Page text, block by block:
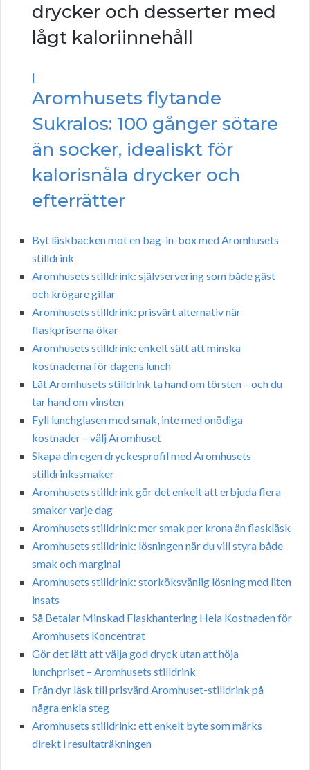
drycker och desserter med
lågt kaloriinnehåll
|
Aromhusets flytande
Sukralos: 100 gånger sötare
än socker, idealiskt för
kalorisnåla drycker och
efterrätter
Byt läskbacken mot en bag-in-box med Aromhusets
stilldrink
Aromhusets stilldrink: självservering som både gäst
och krögare gillar
Aromhusets stilldrink: prisvärt alternativ när
flaskpriserna ökar
Aromhusets stilldrink: enkelt sätt att minska
kostnaderna för dagens lunch
Låt Aromhusets stilldrink ta hand om törsten – och du
tar hand om vinsten
Fyll lunchglasen med smak, inte med onödiga
kostnader – välj Aromhuset
Skapa din egen dryckesprofil med Aromhusets
stilldrinkssmaker
Aromhusets stilldrink gör det enkelt att erbjuda flera
smaker varje dag
Aromhusets stilldrink: mer smak per krona än flaskläsk
Aromhusets stilldrink: lösningen när du vill styra både
smak och marginal
Aromhusets stilldrink: storköksvänlig lösning med liten
insats
Så Betalar Minskad Flaskhantering Hela Kostnaden för
Aromhusets Koncentrat
Gör det lätt att välja god dryck utan att höja
lunchpriset – Aromhusets stilldrink
Från dyr läsk till prisvärd Aromhuset-stilldrink på
några enkla steg
Aromhusets stilldrink: ett enkelt byte som märks
direkt i resultaträkningen